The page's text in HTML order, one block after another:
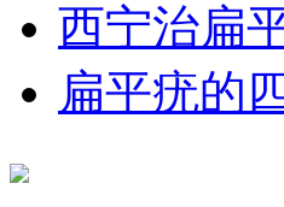
西宁治扁
扁平疣的